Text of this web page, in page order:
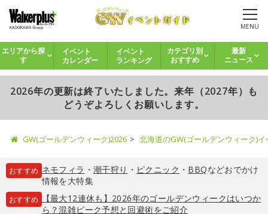
MENU
エリアから探
す
イベント
カレンダー
イベント
ランキング
カテゴリ別
おすすめ
最新
ニュース
2026年の更新は終了いたしました。来年（2027年）も
どうぞよろしくお願いします。
GW(ゴールデンウィーク)2026 北海道のGW(ゴールデンウィーク)
おすすめ ネモフィラ ・ 潮干狩り ・ ピクニック ・ BBQなどおでかけ
情報を大特集
おすすめ
【最大12連休も】2026年のゴールデンウィークはいつか
ら？混雑ピーク予想と回避術をご紹介